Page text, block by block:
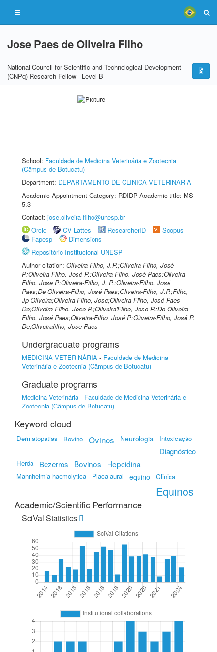
Jose Paes de Oliveira Filho
National Council for Scientific and Technological Development
(CNPq) Research Fellow - Level B
School: Faculdade de Medicina Veterinária e Zootecnia
(Câmpus de Botucatu)
Department: DEPARTAMENTO DE CLÍNICA VETERINÁRIA
Academic Appointment Category: RDIDP Academic title: MS-
5.3
Contact: jose.oliveira-filho@unesp.br
Orcid
CV Lattes ResearcherID
Scopus
Fapesp
Dimensions
Repositório Institucional UNESP
Author citation: Oliveira Filho, J.P.;Oliveira Filho, José
P;Oliveira-Filho, José P.;Oliveira Filho, José Paes;Oliveira-
Filho, Jose P;Oliveira-Filho, J. P.;Oliveira-Filho, José
Paes;De Oliveira-Filho, José Paes;Oliveira-Filho, J.P.;Filho,
Jp Oliveira;Oliveira-Filho, Jose;Oliveira-Filho, José Paes
De;Oliveira-Filho, Jose P.;Oliveira'Filho, Jose P.;De Oliveira
Filho, José Paes;Oliveira-Filho, José P;Oliveira-Filho, José P.
De;Oliveirafilho, Jose Paes
Undergraduate programs
MEDICINA VETERINÁRIA - Faculdade de Medicina
Veterinária e Zootecnia (Câmpus de Botucatu)
Graduate programs
Medicina Veterinária - Faculdade de Medicina Veterinária e
Zootecnia (Câmpus de Botucatu)
Keyword cloud
Dermatopatias Bovino Ovinos Neurologia Intoxicação
Diagnóstico
Herda Bezerros Bovinos Hepcidina
Mannheimia haemolytica Placa aural equino Clinica
Equinos
Academic/Scientific Performance
SciVal Statistics